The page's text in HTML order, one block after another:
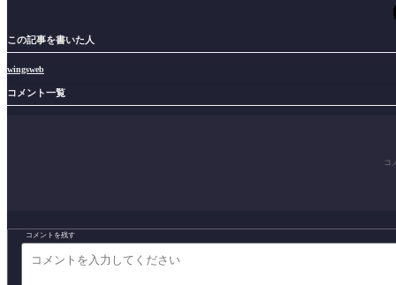
この記事を書いた人
wingsweb
コメント一覧
コ
コメントを残す